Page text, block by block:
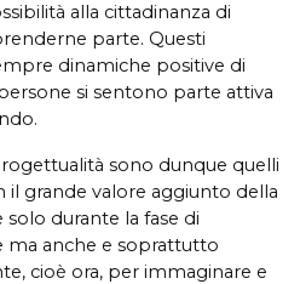
alla cittadinanza di
parte. Questi
dinamiche positive di
si sentono parte attiva
sono dunque quelli
il grande valore aggiunto della
durante la fase di
anche e soprattutto
cioè ora, per immaginare e